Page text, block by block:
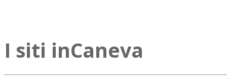
I siti inCaneva